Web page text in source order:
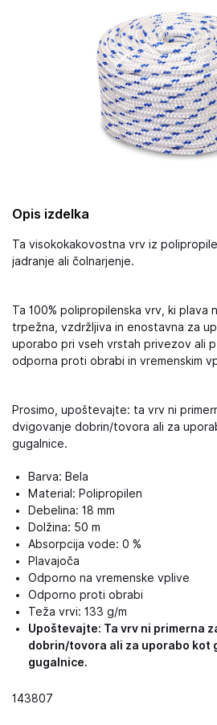
Opis izdelka
Ta visokokakovostna vrv iz
jadranje ali čolnarjenje.
Ta 100% polipropilenska vrv, ki plava
trpežna, vzdržljiva in enostavna za
uporabo pri vseh vrstah privezov ali
odporna proti obrabi in vremenskim
Prosimo, upoštevajte: ta vrv ni
dvigovanje dobrin/tovora ali za
gugalnice.
Barva: Bela
Material: Polipropilen
Debelina: 18 mm
Dolžina: 50 m
Absorpcija vode: 0 %
Plavajoča
Odporno na vremenske vplive
Odporno proti obrabi
Teža vrvi: 133 g/m
Upoštevajte: Ta vrv ni primerna
dobrin/tovora ali za uporabo kot
gugalnice.
143807